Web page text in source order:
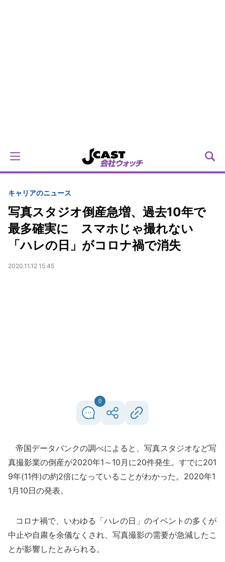
キャリアのニュース
写真スタジオ倒産急増、過去10年で
最多確実に スマホじゃ撮れない
「ハレの日」がコロナ禍で消失
2020.11.12 15:45
0
帝国データバンクの調べによると、写真スタジオなど写
真撮影業の倒産が2020年1～10月に20件発生。すでに201
9年(11件)の約2倍になっていることがわかった。2020年1
1月10日の発表。
コロナ禍で、いわゆる「ハレの日」のイベントの多くが
中止や自粛を余儀なくされ、写真撮影の需要が急減したこ
とが影響したとみられる。